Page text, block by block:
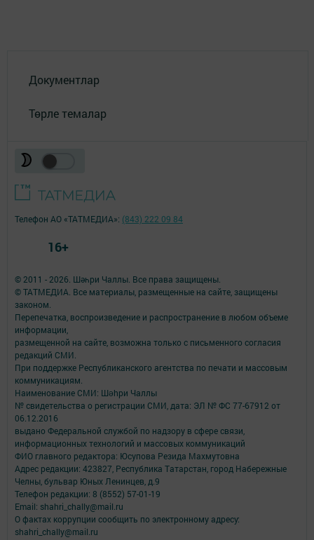
Документлар
Төрле темалар
© 2011 - 2026. Шәһри Чаллы. Все права защищены.
© ТАТМЕДИА. Все материалы, размещенные на сайте, защищены
законом.
Перепечатка, воспроизведение и распространение в любом объеме
информации,
размещенной на сайте, возможна только с письменного согласия
редакций СМИ.
При поддержке Республиканского агентства по печати и массовым
коммуникациям.
Наименование СМИ: Шəhри Чаллы
№ свидетельства о регистрации СМИ, дата: ЭЛ № ФС 77-67912 от
06.12.2016
выдано Федеральной службой по надзору в сфере связи,
информационных технологий и массовых коммуникаций
ФИО главного редактора: Юсупова Резида Махмутовна
Адрес редакции: 423827, Республика Татарстан, город Набережные
Челны, бульвар Юных Ленинцев, д.9
Телефон редакции: 8 (8552) 57-01-19
Email: shahri_chally@mail.ru
О фактах коррупции сообщить по электронному адресу:
shahri_chally@mail.ru
Телефон АО «ТАТМЕДИА»: (843) 222 09 84
16+